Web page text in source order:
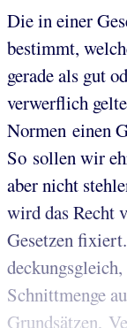
Die in einer
bestimmt,
gerade als gut
verwerflich
Normen einen
So sollen wir
aber nicht
wird das Recht
Gesetzen
Schnittmenge
Grundsätzen,